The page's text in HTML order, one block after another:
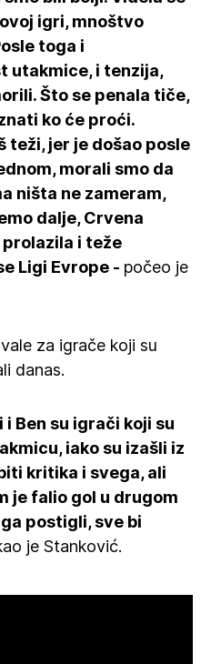
igri, mnoštvo
toga i
utakmice, i tenzija,
Što se penala tiče,
ko će proći.
teži, jer je došao posle
morali smo da
ništa ne zameram,
dalje, Crvena
i teže
Ligi Evrope - počeo je
za igrače koji su
danas.
i Ben su igrači koji su
iako su izašli iz
kritika i svega, ali
je falio gol u drugom
postigli, sve bi
je Stanković.